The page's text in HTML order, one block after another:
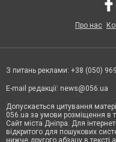
Про нас
З питань реклами: +38 (050)
E-mail редакції: news@056.ua
Допускається цитування
056.ua за умови розміщення в
Сайт міста Дніпра. Для
відкритого для пошукових
нижче другого абзацу в